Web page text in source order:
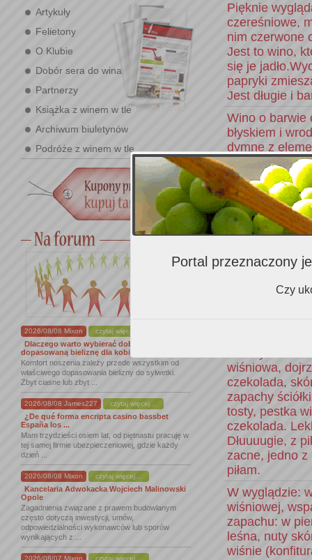
Artykuły
Felietony
O Klubie
Dobór sera do wina
Partnerzy
Książka z winem w tle
Archiwum biuletynów
Podróże z winem w tle
2026/08/08 Mixon czytaj więcej...
Dlaczego warto wybierać dobrze
dopasowaną bieliznę dla kobiet
Komfort noszenia zależy przede wszystkim od
właściwego dopasowania bielizny do sylwetki.
Zbyt ciasne lub zbyt ...
2026/08/08 James227 czytaj więcej...
¿De qué forma encripta casino bassbet
España los ...
Mam trzydzieści osiem lat, od piętnastu pracuję w
tej samej firmie ubezpieczeniowej, gdzie każdy
dzień ...
2026/08/08 Mixon czytaj więcej...
Kancelaria Adwokacka Wojciech Malinowski
Opole
Zagadnienia związane z prawem budowlanym
często dotyczą inwestycji, umów,
odpowiedzialności wykonawców lub sporów
wynikających z ...
2026/08/07 Mixon czytaj więcej...
Pięknie
czereśniowe,
nim czerwone
Jest to wino,
się je
papryki
Jest długie i
Wino o barwie
błyskiem i
dymne z
śliwek,
jest wszystko
kwasowość
bardzo długie
a
alkoholu.
W kieliszku
głeboki
W smaku
wiśniowa,
czekolada,
zapachy
tosty, pestka
czekolada.
Dłuuuugie, z
zacne, jedno z
piłam.
W wyglądzie:
wiśniowej,
zapachu: w
leśna, nuty
wiśnie
Portal przeznaczony
Czy